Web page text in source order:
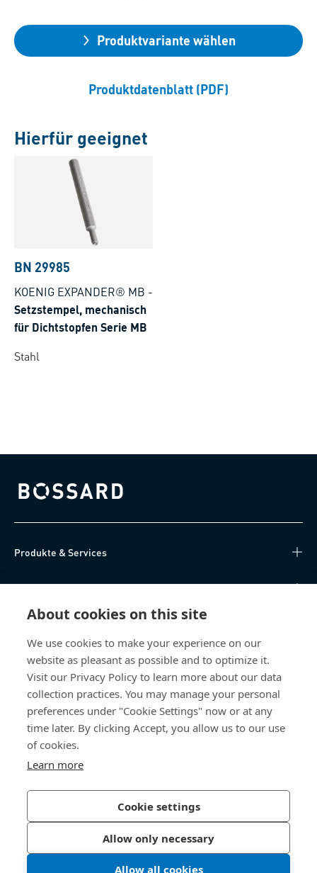
About cookies on this site
We use cookies to make your experience on our
website as pleasant as possible and to optimize it.
Visit our Privacy Policy to learn more about our data
collection practices. You may manage your personal
preferences under "Cookie Settings" now or at any
time later. By clicking Accept, you allow us to our use
of cookies.
Learn more
Cookie settings
Allow only necessary
Allow all cookies
Produktvariante wählen
Produktdatenblatt (PDF)
Hierfür geeignet
BN 29985
KOENIG EXPANDER® MB -
Setzstempel, mechanisch
für Dichtstopfen Serie MB
Stahl
Bossard homepage
Produkte & Services
Wissen
Über uns
Bossard Österreich
Concorde Business Park 2/F/15
2320 Schwechat